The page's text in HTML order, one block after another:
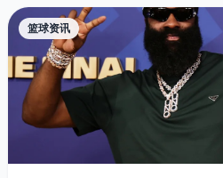
篮球资讯